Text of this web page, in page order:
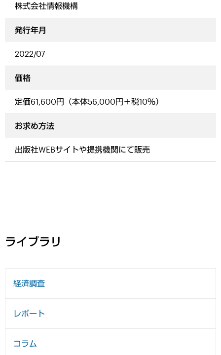
株式会社情報機構
発行年月
2022/07
価格
定価61,600円（本体56,000円＋税10％）
お求め方法
出版社WEBサイトや提携機関にて販売
ライブラリ
経済調査
レポート
コラム